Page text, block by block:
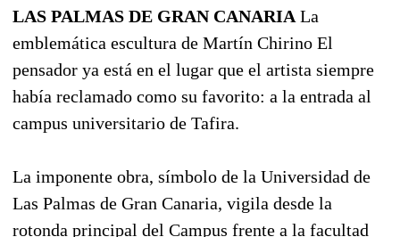
LAS PALMAS DE GRAN CANARIA La
emblemática escultura de Martín Chirino El
pensador ya está en el lugar que el artista siempre
había reclamado como su favorito: a la entrada al
campus universitario de Tafira.
La imponente obra, símbolo de la Universidad de
Las Palmas de Gran Canaria, vigila desde la
rotonda principal del Campus frente a la facultad